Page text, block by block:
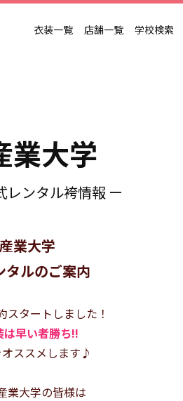
衣装一覧 店舗一覧 学校検索
業大学
レンタル袴情報 ー
業大学
タルのご案内
スタートしました！
は早い者勝ち!!
ススメします♪
業大学の皆様は